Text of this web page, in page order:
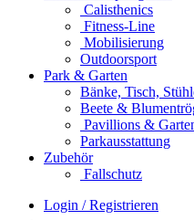
Calisthenics
Fitness-Line
Mobilisierung
Outdoorsport
Park & Garten
Bänke, Tisch,
Beete &
Pavillions &
Parkausstattung
Zubehör
Fallschutz
Login / Registrieren